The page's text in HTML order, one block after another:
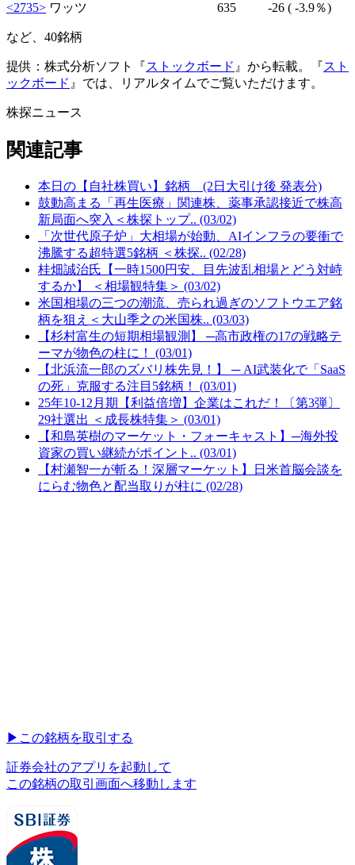
<2735> ワッツ 635 -26 ( -3.9％)
など、40銘柄
提供：株式分析ソフト『ストックボード 』から転載。『スト
ックボード 』では、リアルタイムでご覧いただけます。
株探ニュース
関連記事
本日の【自社株買い】銘柄 (2日大引け後 発表分)
鼓動高まる「再生医療」関連株、薬事承認接近で株高
新局面へ突入＜株探トップ.. (03/02)
「次世代原子炉」大相場が始動、AIインフラの要衝で
沸騰する超特選5銘柄 ＜株探.. (02/28)
桂畑誠治氏【一時1500円安、目先波乱相場とどう対峙
するか】 ＜相場観特集＞ (03/02)
米国相場の三つの潮流、売られ過ぎのソフトウエア銘
柄を狙え＜大山季之の米国株.. (03/03)
【杉村富生の短期相場観測】 ─高市政権の17の戦略テ
ーマが物色の柱に！ (03/01)
【北浜流一郎のズバリ株先見！】 ─ AI武装化で「SaaS
の死」克服する注目5銘柄！ (03/01)
25年10-12月期【利益倍増】企業はこれだ！〔第3弾〕
29社選出 ＜成長株特集＞ (03/01)
【和島英樹のマーケット・フォーキャスト】─海外投
資家の買い継続がポイント.. (03/01)
【村瀬智一が斬る！深層マーケット】日米首脳会談を
にらむ物色と配当取りが柱に (02/28)
▶︎ この銘柄を取引する
証券会社のアプリを起動して
この銘柄の取引画面へ移動します